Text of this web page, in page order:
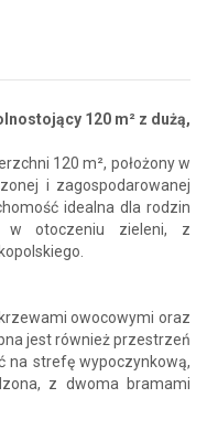
120 m² z dużą,
120 m², położony w
i zagospodarowanej
idealna dla rodzin
w otoczeniu zieleni, z
owocowymi oraz
jest również przestrzeń
na strefę wypoczynkową,
z dwoma bramami